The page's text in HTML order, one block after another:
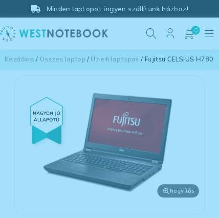
Minden laptopot ingyen szállítunk házhoz!
0
Kezdőlap / Összes laptop / Üzleti laptopok / Fujitsu CELSIUS H780
Nagyítás